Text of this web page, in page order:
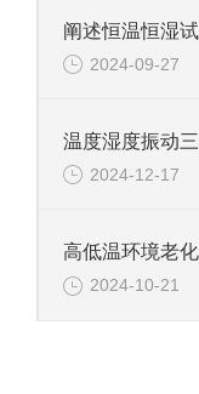
2024-09-27
2024-12-17
2024-10-21